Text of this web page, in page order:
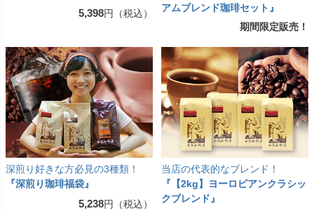
5,398円（税込）
アムブレンド珈琲セット』
期間限定販売！
深煎り好きな方必見の3種類！
『深煎り珈琲福袋』
5,238円（税込）
当店の代表的なブレンド！
『【2kg】ヨーロピアンクラシッ
クブレンド』